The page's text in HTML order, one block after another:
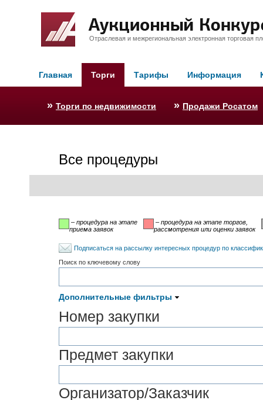
Отраслевая и межрегиональная электронная торговая
Главная Торги Тарифы Информация
» Торги по недвижимости » Продажи Росатом
Все процедуры
– процедура на этапе
приема заявок
– процедура на этапе торгов,
рассмотрения или оценки заявок
Подписаться на рассылку интересных процедур по
Поиск по ключевому слову
Дополнительные фильтры
Номер закупки
Предмет закупки
Организатор/Заказчик